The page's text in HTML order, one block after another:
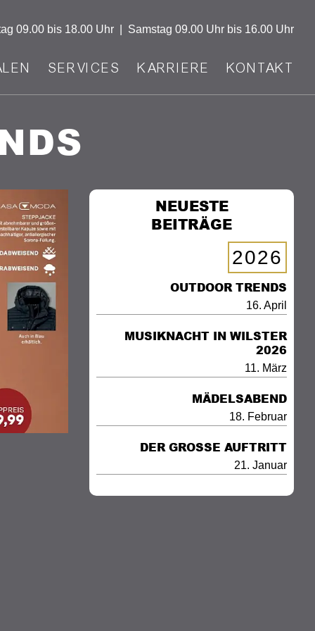
09.00 bis 18.00 Uhr Samstag 09.00 Uhr bis 16.00 Uhr
SERVICES KARRIERE KONTAKT
NEUESTE
BEITRÄGE
2026
OUTDOOR TRENDS
16. April
MUSIKNACHT IN WILSTER
2026
11. März
MÄDELSABEND
18. Februar
DER GROSSE AUFTRITT
21. Januar